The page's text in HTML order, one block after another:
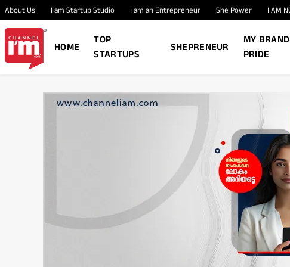
About Us I am Startup Studio I am an Entrepreneur She Power I AM
HOME
TOP
STARTUPS
SHEPRENEUR
MY
PRIDE